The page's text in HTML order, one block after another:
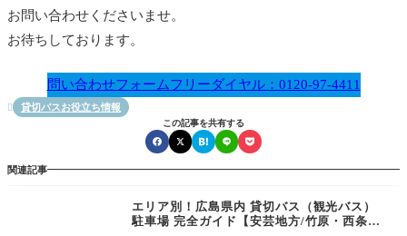
お問い合わせくださいませ。
お待ちしております。
問い合わせフォームフリーダイヤル：0120-97-4411
 貸切バスお役立ち情報
この記事を共有する
関連記事
エリア別！広島県内 貸切バス（観光バス）
駐車場 完全ガイド【安芸地方/竹原・西条・